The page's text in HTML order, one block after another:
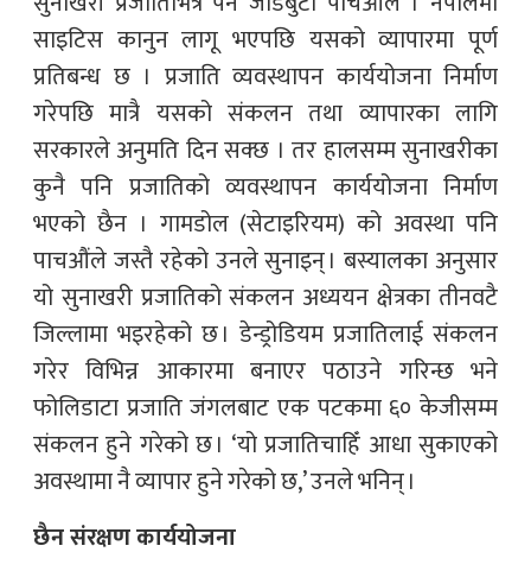
साइटिस कानुन लागू भएपछि यसको व्यापारमा पूर्ण
प्रतिबन्ध छ । प्रजाति व्यवस्थापन कार्ययोजना निर्माण
गरेपछि मात्रै यसको संकलन तथा व्यापारका लागि
सरकारले अनुमति दिन सक्छ । तर हालसम्म सुनाखरीका
कुनै पनि प्रजातिको व्यवस्थापन कार्ययोजना निर्माण
भएको छैन । गामडोल (सेटाइरियम) को अवस्था पनि
पाचऔंले जस्तै रहेको उनले सुनाइन् । बस्यालका अनुसार
यो सुनाखरी प्रजातिको संकलन अध्ययन क्षेत्रका तीनवटै
जिल्लामा भइरहेको छ । डेन्ड्रोडियम प्रजातिलाई संकलन
गरेर विभिन्न आकारमा बनाएर पठाउने गरिन्छ भने
फोलिडाटा प्रजाति जंगलबाट एक पटकमा ६० केजीसम्म
संकलन हुने गरेको छ । ‘यो प्रजातिचाहिँ आधा सुकाएको
अवस्थामा नै व्यापार हुने गरेको छ,’ उनले भनिन् ।
छैन संरक्षण कार्ययोजना